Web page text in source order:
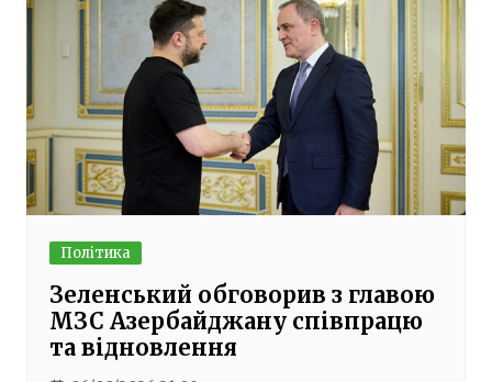
Політика
Зеленський обговорив з главою
МЗС Азербайджану співпрацю
та відновлення